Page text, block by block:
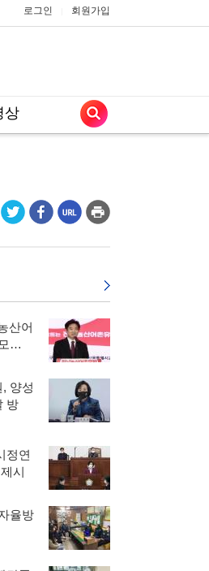
로그인 회원가입
상
산어
…
양성
방
정연
시
율방